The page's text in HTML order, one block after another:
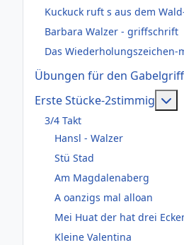
Kuckuck ruft s aus dem
Barbara Walzer - griffschrift
Das Wiederholungszeichen-
Übungen für den Gabelgriff
Erste Stücke-2stimmig
3/4 Takt
Hansl - Walzer
Stü Stad
Am Magdalenaberg
A oanzigs mal alloan
Mei Huat der hat drei
Kleine Valentina